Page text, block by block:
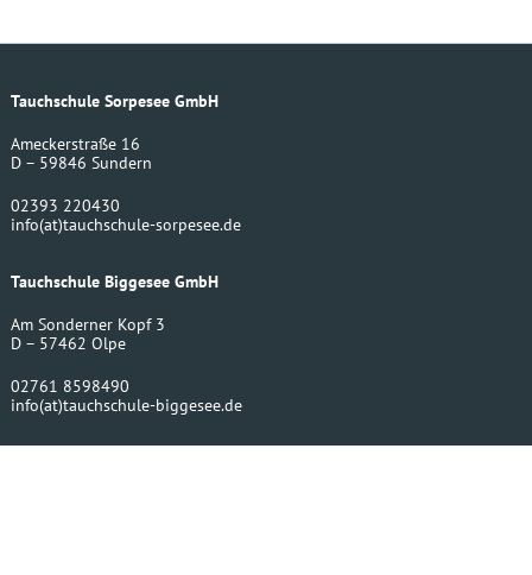
Tauchschule Sorpesee GmbH
Ameckerstraße 16
D – 59846 Sundern
02393 220430
info(at)tauchschule-sorpesee.de
Tauchschule Biggesee GmbH
Am Sonderner Kopf 3
D – 57462 Olpe
02761 8598490
info(at)tauchschule-biggesee.de